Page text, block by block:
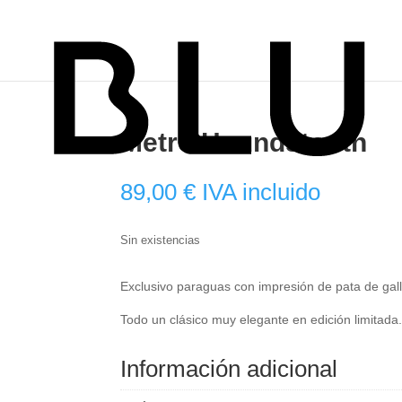
Metro Houndstooth
89,00€ IVA incluido
Sin existencias
Exclusivo paraguas con impresión de pata de
Todo un clásico muy elegante en edición limitada.
Información adicional